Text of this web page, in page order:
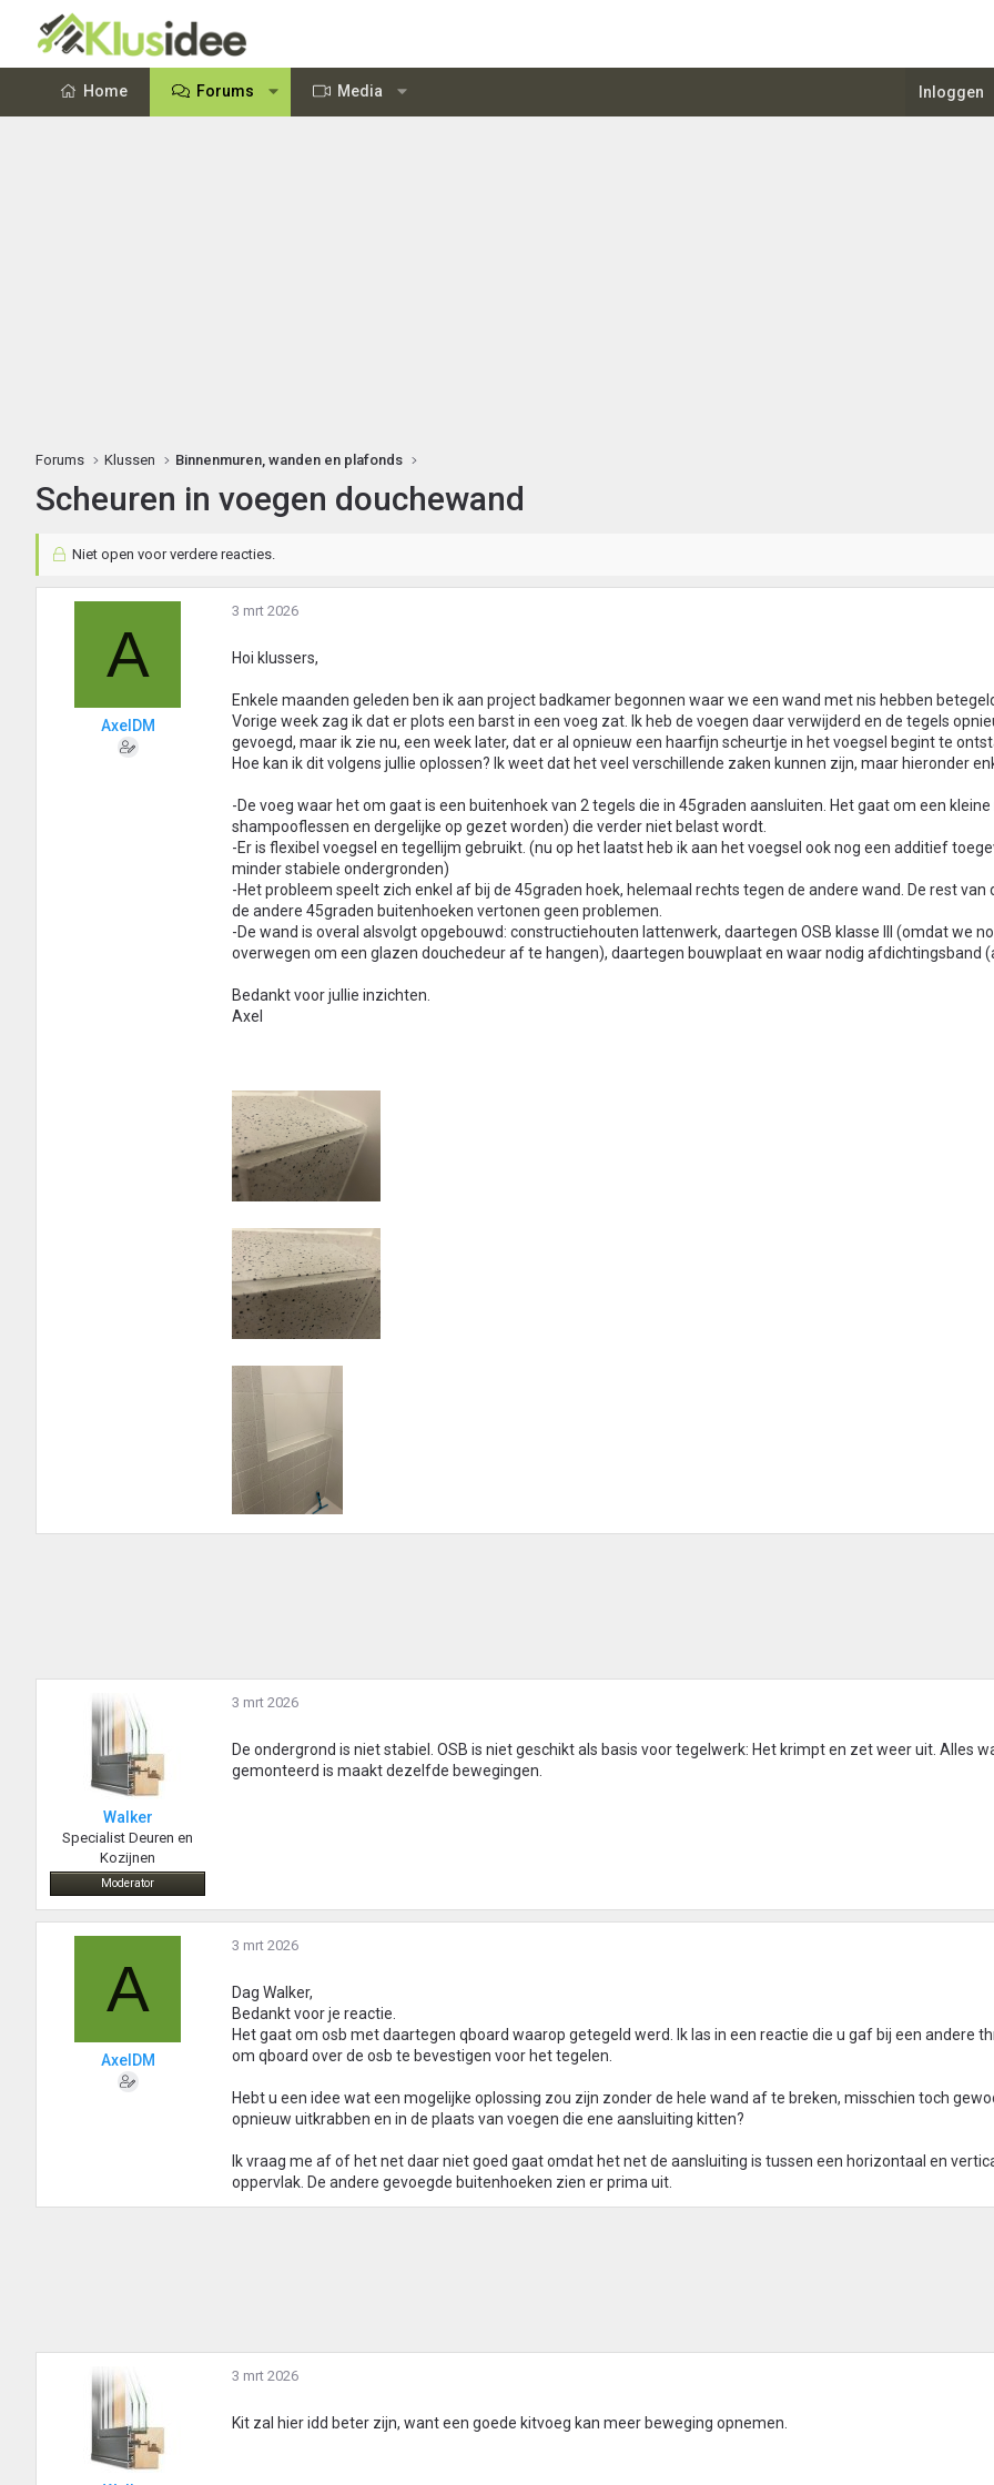
Home Forums Media Inloggen
Forums Klussen Binnenmuren, wanden en plafonds
Scheuren in voegen douchewand
Niet open voor verdere reacties.
A
AxelDM
3 mrt 2026
Hoi klussers,
Enkele maanden geleden ben ik aan project badkamer begonnen waar we een wand met nis hebben
Vorige week zag ik dat er plots een barst in een voeg zat. Ik heb de voegen daar verwijderd en de tegels
gevoegd, maar ik zie nu, een week later, dat er al opnieuw een haarfijn scheurtje in het voegsel begint te
Hoe kan ik dit volgens jullie oplossen? Ik weet dat het veel verschillende zaken kunnen zijn, maar hieronder
-De voeg waar het om gaat is een buitenhoek van 2 tegels die in 45graden aansluiten. Het gaat om een
shampooflessen en dergelijke op gezet worden) die verder niet belast wordt.
-Er is flexibel voegsel en tegellijm gebruikt. (nu op het laatst heb ik aan het voegsel ook nog een additief
minder stabiele ondergronden)
-Het probleem speelt zich enkel af bij de 45graden hoek, helemaal rechts tegen de andere wand. De rest van
de andere 45graden buitenhoeken vertonen geen problemen.
-De wand is overal alsvolgt opgebouwd: constructiehouten lattenwerk, daartegen OSB klasse III (omdat we
overwegen om een glazen douchedeur af te hangen), daartegen bouwplaat en waar nodig afdichtingsband
Bedankt voor jullie inzichten.
Axel
Walker
Specialist Deuren en
Kozijnen
Moderator
3 mrt 2026
De ondergrond is niet stabiel. OSB is niet geschikt als basis voor tegelwerk: Het krimpt en zet weer uit. Alles
gemonteerd is maakt dezelfde bewegingen.
A
AxelDM
3 mrt 2026
Dag Walker,
Bedankt voor je reactie.
Het gaat om osb met daartegen qboard waarop getegeld werd. Ik las in een reactie die u gaf bij een andere
om qboard over de osb te bevestigen voor het tegelen.
Hebt u een idee wat een mogelijke oplossing zou zijn zonder de hele wand af te breken, misschien toch
opnieuw uitkrabben en in de plaats van voegen die ene aansluiting kitten?
Ik vraag me af of het net daar niet goed gaat omdat het net de aansluiting is tussen een horizontaal en
oppervlak. De andere gevoegde buitenhoeken zien er prima uit.
3 mrt 2026
Kit zal hier idd beter zijn, want een goede kitvoeg kan meer beweging opnemen.